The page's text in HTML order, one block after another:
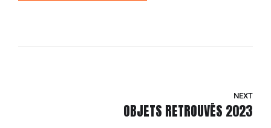
NEXT
OBJETS RETROUVÉS 2023